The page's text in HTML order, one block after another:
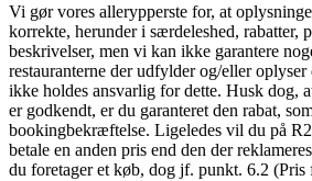
Vi gør vores allerypperste for, at
korrekte, herunder i særdeleshed, rabatter,
beskrivelser, men vi kan ikke garantere
restauranterne der udfylder og/eller
ikke holdes ansvarlig for dette. Husk dog,
er godkendt, er du garanteret den rabat,
bookingbekræftelse. Ligeledes vil du på
betale en anden pris end den der
du foretager et køb, dog jf. punkt. 6.2 (Pris